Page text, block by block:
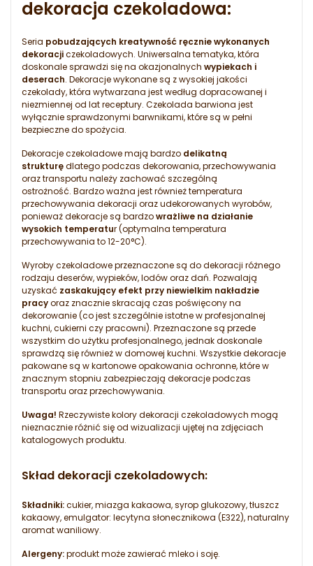
dekoracja czekoladowa:
Seria pobudzających kreatywność ręcznie wykonanych
dekoracjiczekoladowych. Uniwersalna tematyka, która
doskonale sprawdzi się na okazjonalnych wypiekach i
deserach. Dekoracje wykonane są z wysokiej jakości
czekolady, która wytwarzana jest według dopracowanej i
niezmiennej od lat receptury. Czekolada barwiona jest
wyłącznie sprawdzonymi barwnikami, które są w pełni
bezpieczne do spożycia.
Dekoracje czekoladowe mają bardzo delikatną
strukturędlatego podczas dekorowania, przechowywania
oraz transportu należy zachować szczególną
ostrożność. Bardzo ważna jest również temperatura
przechowywania dekoracji oraz udekorowanych wyrobów,
ponieważ dekoracje są bardzowrażliwe na działanie
wysokich temperatur (optymalna temperatura
przechowywania to 12-20°C).
Wyroby czekoladowe przeznaczone są do dekoracji różnego
rodzaju deserów, wypieków, lodów oraz dań. Pozwalają
uzyskać zaskakujący efekt przy niewielkim nakładzie
pracyoraz znacznie skracają czas poświęcony na
dekorowanie (co jest szczególnie istotne w profesjonalnej
kuchni, cukierni czy pracowni). Przeznaczone są przede
wszystkim do użytku profesjonalnego, jednak doskonale
sprawdzą się również w domowej kuchni. Wszystkie dekoracje
pakowane są w kartonowe opakowania ochronne, które w
znacznym stopniu zabezpieczają dekoracje podczas
transportu oraz przechowywania.
Uwaga! Rzeczywiste kolory dekoracji czekoladowych mogą
nieznacznie różnić się od wizualizacji ujętej na zdjęciach
katalogowych produktu.
Skład dekoracji czekoladowych:
Składniki:cukier, miazga kakaowa, syrop glukozowy, tłuszcz
kakaowy, emulgator: lecytyna słonecznikowa (E322), naturalny
aromat waniliowy.
Alergeny:produkt może zawierać mleko i soję.